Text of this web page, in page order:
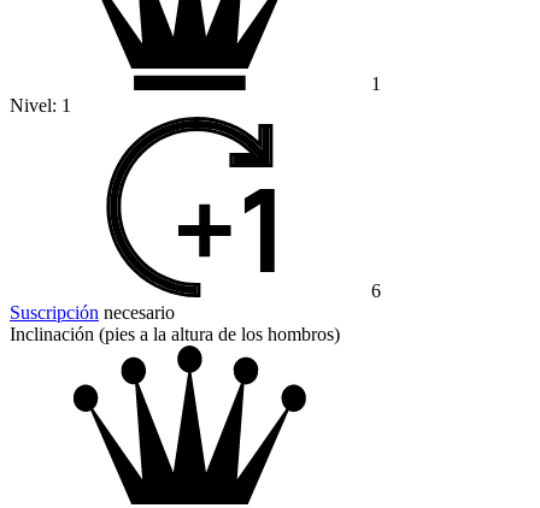
1
Nivel: 1
6
Suscripción necesario
Inclinación (pies a la altura de los hombros)